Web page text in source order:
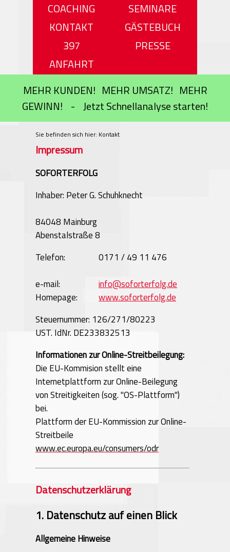
COACHING
SEMINARE
KONTAKT
GÄSTEBUCH
397
PRESSE
ANFAHRT
MEHR KUNDEN! MEHR UMSATZ! MEHR
GEWINN! - Jetzt Schnellanalyse starten!
Sie befinden sich hier: Kontakt
Impressum
SOFORTERFOLG
Inhaber: Peter G. Schuhknecht
84048 Mainburg
Abenstalstraße 8
Telefon:
e-mail:
Homepage:
0171 / 49 11 476
info@soforterfolg.de
www.soforterfolg.de
Steuernummer: 126/271/80223
UST. IdNr. DE233832513
Informationen zur Online-Streitbeilegung:
Die EU-Kommision stellt eine
Internetplattform zur Online-Beilegung
von Streitigkeiten (sog. "OS-Plattform")
bei.
Plattform der EU-Kommission zur Online-
Streitbeile
www.ec.europa.eu/consumers/odr
Datenschutz­erklärung
1. Datenschutz auf einen Blick
Allgemeine Hinweise